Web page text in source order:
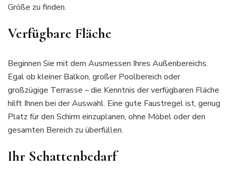
Größe zu finden.
Verfügbare Fläche
Beginnen Sie mit dem Ausmessen Ihres Außenbereichs.
Egal ob kleiner Balkon, großer Poolbereich oder
großzügige Terrasse – die Kenntnis der verfügbaren Fläche
hilft Ihnen bei der Auswahl. Eine gute Faustregel ist, genug
Platz für den Schirm einzuplanen, ohne Möbel oder den
gesamten Bereich zu überfüllen.
Ihr Schattenbedarf